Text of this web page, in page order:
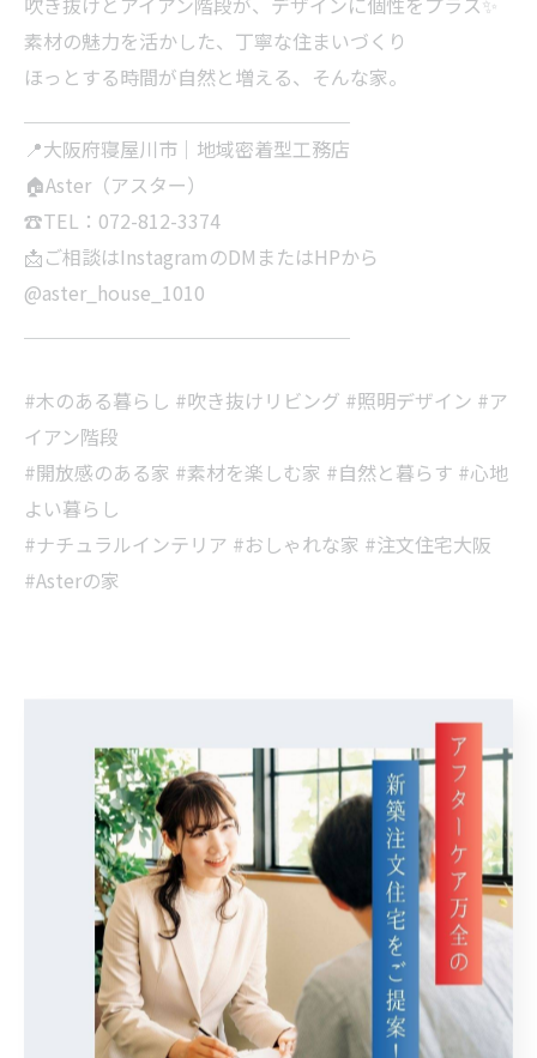
素材の魅力を活かした、丁寧な住まいづくり
ほっとする時間が自然と増える、そんな家。
📍大阪府寝屋川市｜地域密着型工務店
🏠Aster（アスター）
☎TEL：072-812-3374
📩ご相談はInstagramのDMまたはHPから
@aster_house_1010
#木のある暮らし #吹き抜けリビング #照明デザイン #ア
イアン階段
#開放感のある家 #素材を楽しむ家 #自然と暮らす #心地
よい暮らし
#ナチュラルインテリア #おしゃれな家 #注文住宅大阪
#Asterの家
< 前のページ 次のページ >
カテゴリー Categories
全てのカテゴリー
デザイン
ローコスト